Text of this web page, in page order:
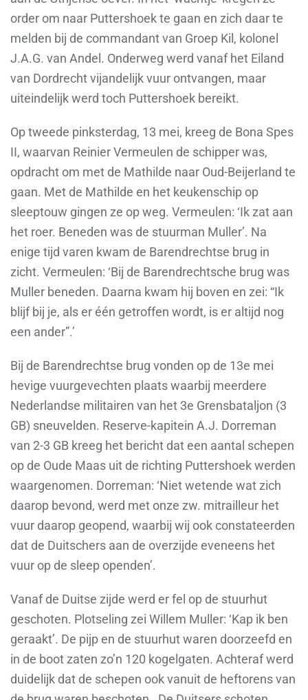
order om naar Puttershoek te gaan en zich daar te
melden bij de commandant van Groep Kil, kolonel
J.A.G. van Andel. Onderweg werd vanaf het Eiland
van Dordrecht vijandelijk vuur ontvangen, maar
uiteindelijk werd toch Puttershoek bereikt.
Op tweede pinksterdag, 13 mei, kreeg de Bona Spes
II, waarvan Reinier Vermeulen de schipper was,
opdracht om met de Mathilde naar Oud-Beijerland te
gaan. Met de Mathilde en het keukenschip op
sleeptouw gingen ze op weg. Vermeulen: ‘Ik zat aan
het roer. Beneden was de stuurman Muller’. Na
enige tijd varen kwam de Barendrechtse brug in
zicht. Vermeulen: ‘Bij de Barendrechtsche brug was
Muller beneden. Daarna kwam hij boven en zei: “Ik
blijf bij je, als er één getroffen wordt, is er altijd nog
een ander”.’
Bij de Barendrechtse brug vonden op de 13e mei
hevige vuurgevechten plaats waarbij meerdere
Nederlandse militairen van het 3e Grensbataljon (3
GB) sneuvelden. Reserve-kapitein A.J. Dorreman
van 2-3 GB kreeg het bericht dat een aantal schepen
op de Oude Maas uit de richting Puttershoek werden
waargenomen. Dorreman: ‘Niet wetende wat zich
daarop bevond, werd met onze zw. mitrailleur het
vuur daarop geopend, waarbij wij ook constateerden
dat de Duitschers aan de overzijde eveneens het
vuur op de sleep openden’.
Vanaf de Duitse zijde werd er fel op de stuurhut
geschoten. Plotseling zei Willem Muller: ‘Kap ik ben
geraakt’. De pijp en de stuurhut waren doorzeefd en
in de boot zaten zo’n 120 kogelgaten. Achteraf werd
duidelijk dat de schepen ook vanuit de heftorens van